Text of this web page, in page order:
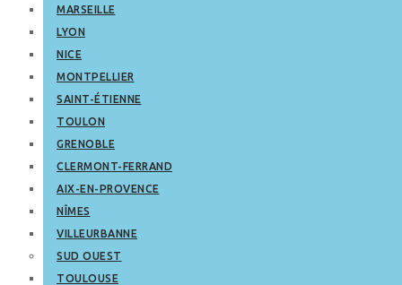
MARSEILLE
LYON
NICE
MONTPELLIER
SAINT-ÉTIENNE
TOULON
GRENOBLE
CLERMONT-FERRAND
AIX-EN-PROVENCE
NÎMES
VILLEURBANNE
SUD OUEST
TOULOUSE